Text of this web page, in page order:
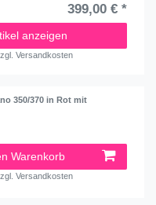
399,00 € *
anzeigen
Versandkosten
350/370 in Rot mit
Warenkorb
Versandkosten